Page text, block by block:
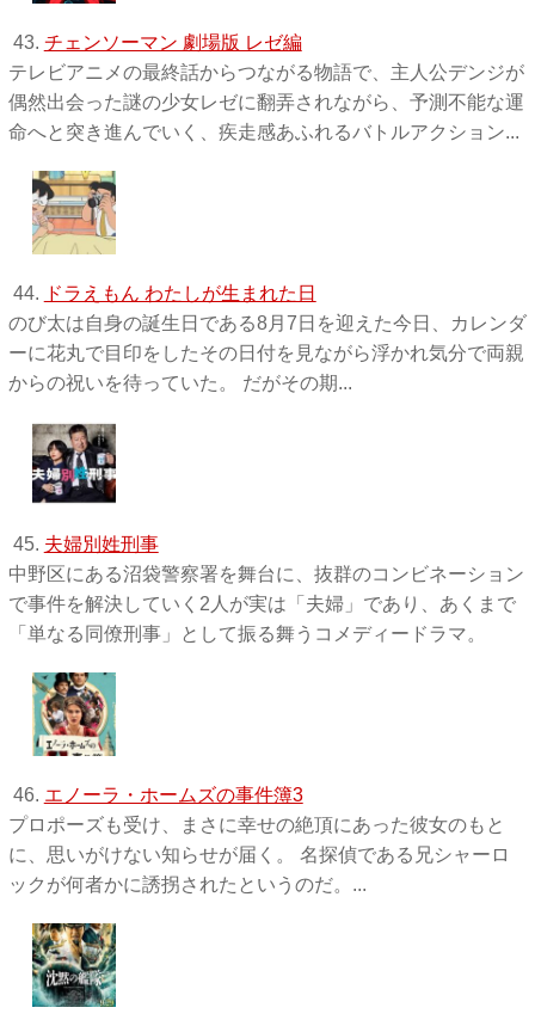
43. チェンソーマン 劇場版 レゼ編
テレビアニメの最終話からつながる物語で、主人公デンジが
偶然出会った謎の少女レゼに翻弄されながら、予測不能な運
命へと突き進んでいく、疾走感あふれるバトルアクション...
44. ドラえもん わたしが生まれた日
のび太は自身の誕生日である8月7日を迎えた今日、カレンダ
ーに花丸で目印をしたその日付を見ながら浮かれ気分で両親
からの祝いを待っていた。 だがその期...
45. 夫婦別姓刑事
中野区にある沼袋警察署を舞台に、抜群のコンビネーション
で事件を解決していく2人が実は「夫婦」であり、あくまで
「単なる同僚刑事」として振る舞うコメディードラマ。
46. エノーラ・ホームズの事件簿3
プロポーズも受け、まさに幸せの絶頂にあった彼女のもと
に、思いがけない知らせが届く。 名探偵である兄シャーロ
ックが何者かに誘拐されたというのだ。...